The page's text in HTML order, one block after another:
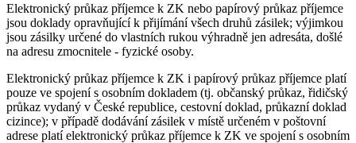
Elektronický průkaz příjemce k ZK nebo papírový průkaz příjemce
jsou doklady opravňující k přijímání všech druhů zásilek; výjimkou
jsou zásilky určené do vlastních rukou výhradně jen adresáta, došlé
na adresu zmocnitele - fyzické osoby.
Elektronický průkaz příjemce k ZK i papírový průkaz příjemce platí
pouze ve spojení s osobním dokladem (tj. občanský průkaz, řidičský
průkaz vydaný v České republice, cestovní doklad, průkazní doklad
cizince); v případě dodávání zásilek v místě určeném v poštovní
adrese platí elektronický průkaz příjemce k ZK ve spojení s osobním